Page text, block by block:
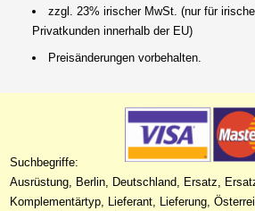
zzgl. 23% irischer MwSt. (nur für
Privatkunden innerhalb der EU)
Preisänderungen vorbehalten.
Suchbegriffe:
Ausrüstung, Berlin, Deutschland, Ersatz,
Komplementärtyp, Lieferant, Lieferung,